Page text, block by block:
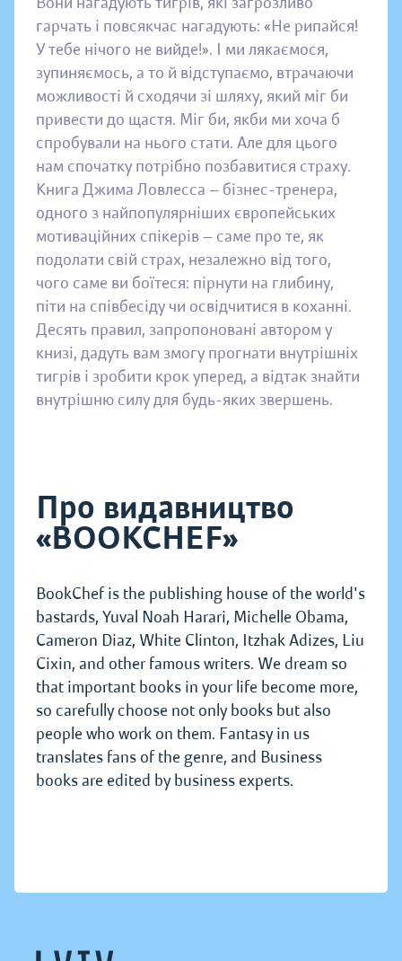
гарчать і повсякчас нагадують: «Не рипайся!
У тебе нічого не вийде!». І ми лякаємося,
зупиняємось, а то й відступаємо, втрачаючи
можливості й сходячи зі шляху, який міг би
привести до щастя. Міг би, якби ми хоча б
спробували на нього стати. Але для цього
нам спочатку потрібно позбавитися страху.
Книга Джима Ловлесса — бізнес-тренера,
одного з найпопулярніших європейських
мотиваційних спікерів — саме про те, як
подолати свій страх, незалежно від того,
чого саме ви боїтеся: пірнути на глибину,
піти на співбесіду чи освідчитися в коханні.
Десять правил, запропоновані автором у
книзі, дадуть вам змогу прогнати внутрішніх
тигрів і зробити крок уперед, а відтак знайти
внутрішню силу для будь-яких звершень.
Про видавництво
«BOOKCHEF»
BookChef is the publishing house of the world's
bastards, Yuval Noah Harari, Michelle Obama,
Cameron Diaz, White Clinton, Itzhak Adizes, Liu
Cixin, and other famous writers. We dream so
that important books in your life become more,
so carefully choose not only books but also
people who work on them. Fantasy in us
translates fans of the genre, and Business
books are edited by business experts.